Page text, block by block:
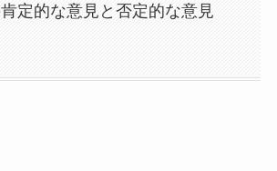
定的な意見と否定的な意見